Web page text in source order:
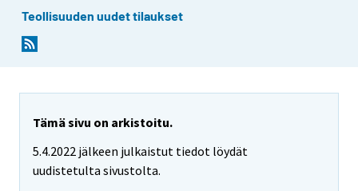
Teollisuuden uudet tilaukset
Tämä sivu on arkistoitu.
5.4.2022 jälkeen julkaistut tiedot löydät
uudistetulta sivustolta.